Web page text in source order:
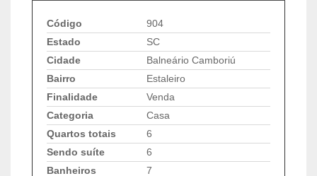
Código
904
Estado
SC
Cidade
Balneário Camboriú
Bairro
Estaleiro
Finalidade
Venda
Categoria
Casa
Quartos totais
6
Sendo suíte
6
Banheiros
7